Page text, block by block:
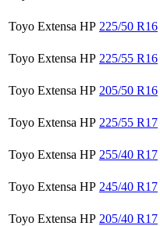
Toyo Extensa HP 225/50 R16
Toyo Extensa HP 225/55 R16
Toyo Extensa HP 205/50 R16
Toyo Extensa HP 225/55 R17
Toyo Extensa HP 255/40 R17
Toyo Extensa HP 245/40 R17
Toyo Extensa HP 205/40 R17